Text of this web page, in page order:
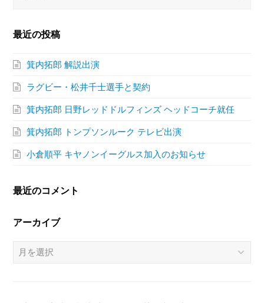
最近の投稿
箕内拓郎 解説出演
ラグビー・松井千士選手と契約
箕内拓郎 日野レッドドルフィンズ ヘッドコーチ就任
箕内拓郎 トンプソンルーク テレビ出演
小倉順平 キヤノンイーグルス加入のお知らせ
最近のコメント
アーカイブ
ア